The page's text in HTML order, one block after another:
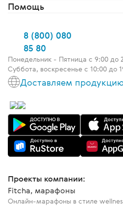
Помощь
8 (800) 080
85 80
Понедельник - Пятница c 9:00 до
Суббота, воскресенье с 10:00 до
Доставляем
Проекты компании:
Fitcha, марафоны
Онлайн-марафоны в стиле